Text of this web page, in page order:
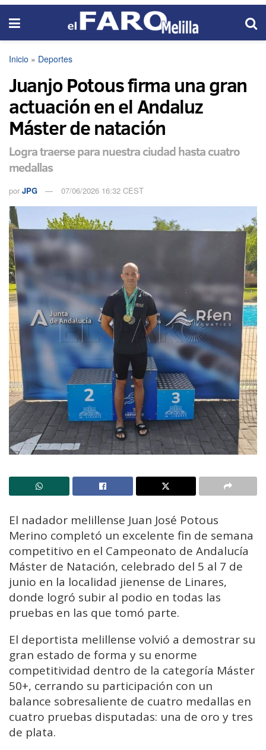
Inicio » Deportes
Juanjo Potous firma una gran
actuación en el Andaluz
Máster de natación
Logra traerse para nuestra ciudad hasta cuatro
medallas
por JPG 07/06/2026 16:32 CEST
El nadador melillense Juan José Potous
Merino completó un excelente fin de semana
competitivo en el Campeonato de Andalucía
Máster de Natación, celebrado del 5 al 7 de
junio en la localidad jienense de Linares,
donde logró subir al podio en todas las
pruebas en las que tomó parte.
El deportista melillense volvió a demostrar su
gran estado de forma y su enorme
competitividad dentro de la categoría Máster
50+, cerrando su participación con un
balance sobresaliente de cuatro medallas en
cuatro pruebas disputadas: una de oro y tres
de plata.